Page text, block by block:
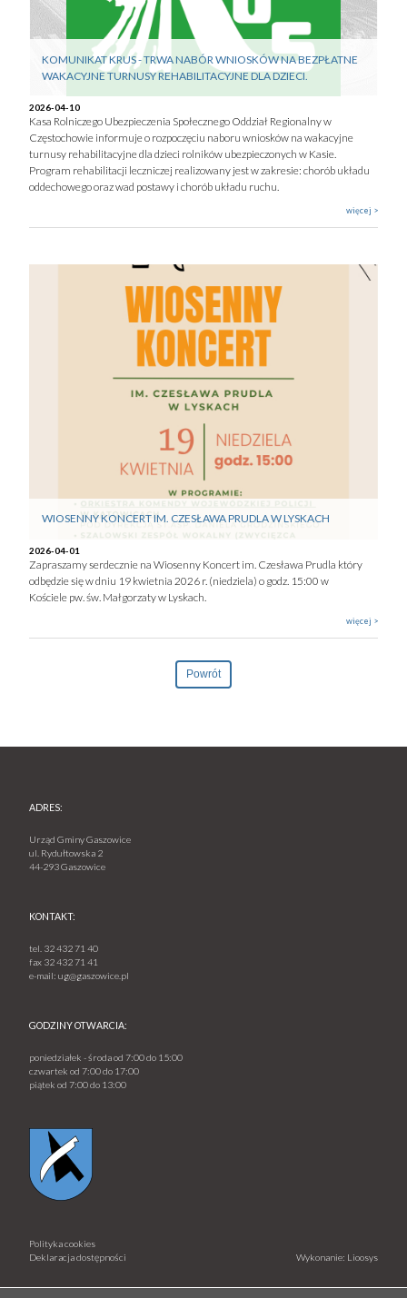
KOMUNIKAT KRUS - TRWA NABÓR WNIOSKÓW NA BEZPŁATNE
WAKACYJNE TURNUSY REHABILITACYJNE DLA DZIECI.
2026-04-10
Kasa Rolniczego Ubezpieczenia Społecznego Oddział Regionalny w
Częstochowie informuje o rozpoczęciu naboru wniosków na wakacyjne
turnusy rehabilitacyjne dla dzieci rolników ubezpieczonych w Kasie.
Program rehabilitacji leczniczej realizowany jest w zakresie: chorób układu
oddechowego oraz wad postawy i chorób układu ruchu.
więcej >
WIOSENNY KONCERT IM. CZESŁAWA PRUDLA W LYSKACH
2026-04-01
Zapraszamy serdecznie na Wiosenny Koncert im. Czesława Prudla który
odbędzie się w dniu 19 kwietnia 2026 r. (niedziela) o godz. 15:00 w
Kościele pw. św. Małgorzaty w Lyskach.
więcej >
Powrót
ADRES:
Urząd Gminy Gaszowice
ul. Rydułtowska 2
44-293 Gaszowice
KONTAKT:
tel. 32 432 71 40
fax 32 432 71 41
e-mail:ug@gaszowice.pl
GODZINY OTWARCIA:
poniedziałek - środa od 7:00 do 15:00
czwartek od 7:00 do 17:00
piątek od 7:00 do 13:00
Polityka cookies
Deklaracja dostępności
Wykonanie: Lioosys